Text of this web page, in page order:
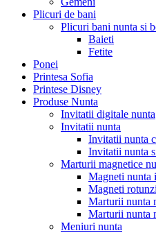
Plicuri de bani
Plicuri bani nunta si
Baieti
Fetite
Ponei
Printesa Sofia
Printese Disney
Produse Nunta
Invitatii digitale nunta
Invitatii nunta
Invitatii nunta
Invitatii nunta
Marturii magnetice
Magneti nunta
Magneti
Marturii nunta
Marturii nunta
Meniuri nunta